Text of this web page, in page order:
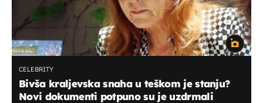
CELEBRITY
Bivša kraljevska snaha u teškom je stanju?
Novi dokumenti potpuno su je uzdrmali